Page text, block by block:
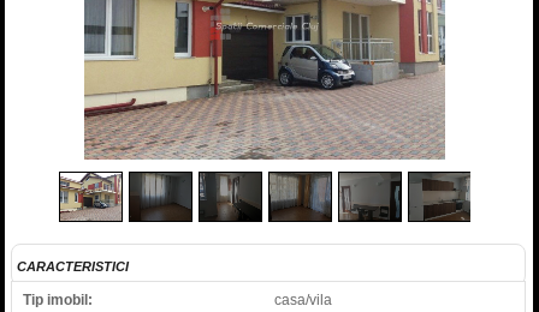
CARACTERISTICI
Tip imobil:
casa/vila